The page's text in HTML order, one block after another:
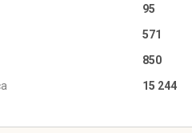
95
571
850
15 244